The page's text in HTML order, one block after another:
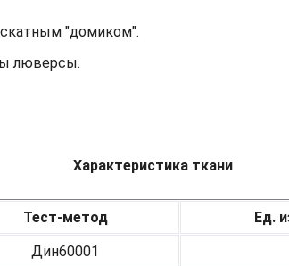
"домиком".
люверсы.
Характеристика ткани
Тест-метод Ед.
Дин60001